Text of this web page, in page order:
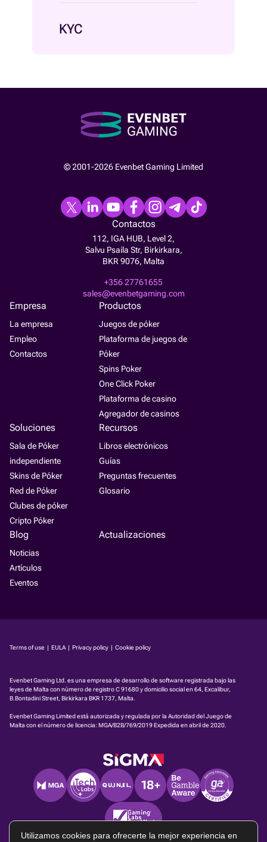
KYC
© 2001-2026 Evenbet Gaming Limited
Empresa
La empresa
Empleo
Contactos
Productos
Juegos de póker
Plataforma de juegos de
Póker
Spins Poker
One Click Poker
Plataforma de casino
Agregador de casinos
Soluciones
Sala de Póker
independiente
Skins de Póker
Red de Póker
Clubes de póker
Cripto Póker
Recursos
Libros electrónicos
Guías
Preguntas frecuentes
Glosario
Blog
Noticias
Artículos
Eventos
Actualizaciones
Contactos
112, IGA HUB, Level 2,
Salvu Psaila Str, Birkirkara,
BKR 9076, Malta
+356 27761655
sales@evenbetgaming.com
Terms of use | EULA | Privacy policy | Cookie policy
Evenbet Gaming Ltd. es una empresa de desarrollo de software registrada bajo las
leyes de Malta con número de registro C 91680 y domicilio social en 64, Excalibur,
B.Bontadini Street, Birkirkara BKR 1737, Malta.
Evenbet Gaming Limited está autorizada y regulada por la Autoridad del Juego de
Malta con el número de licencia: MGA/B2B/769/2019Expedida en abril de 2020.
Utilizamos cookies para ofrecerte la mejor experiencia en